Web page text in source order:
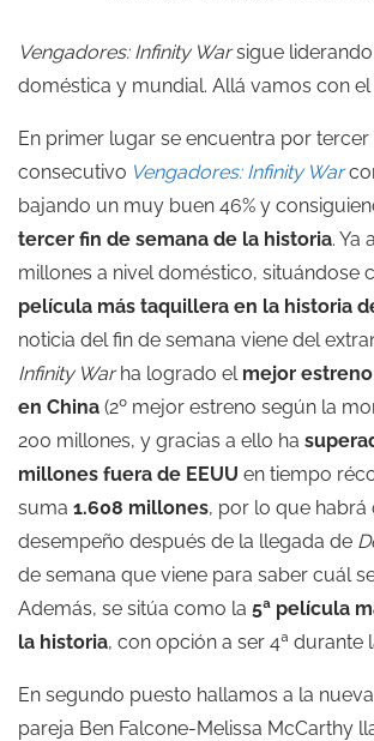
Vengadores: Infinity Warsigue
doméstica y mundial. Allá vamos con el
En primer lugar se encuentra por tercer
consecutivo Vengadores: Infinity War
bajando un muy buen 46% y
tercer fin de semana de la historia. Ya
millones a nivel doméstico, situándose
película más taquillera en la historia
noticia del fin de semana viene del
Infinity Warha logrado elmejor
en China (2º mejor estreno según la
200 millones, y gracias a ello ha
millones fuera de EEUU en tiempo
suma 1.608 millones, por lo que habrá
desempeño después de la llegada de
de semana que viene para saber cuál
Además, se sitúa como la 5ª película
la historia, con opción a ser 4ª durante
En segundo puesto hallamos a la
pareja Ben Falcone-Melissa McCarthy